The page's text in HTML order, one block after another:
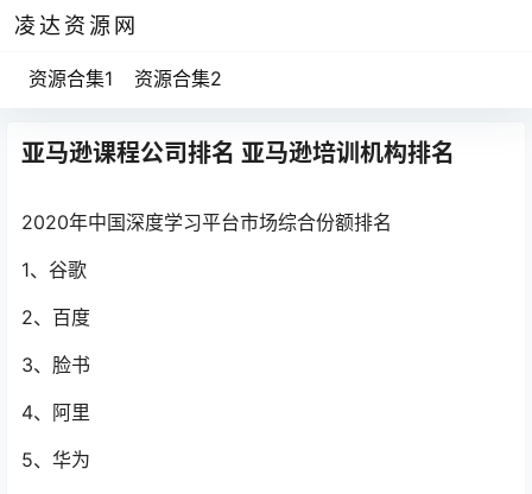
凌达资源网
资源合集1 资源合集2
亚马逊课程公司排名 亚马逊培训机构排名
2020年中国深度学习平台市场综合份额排名
1、谷歌
2、百度
3、脸书
4、阿里
5、华为